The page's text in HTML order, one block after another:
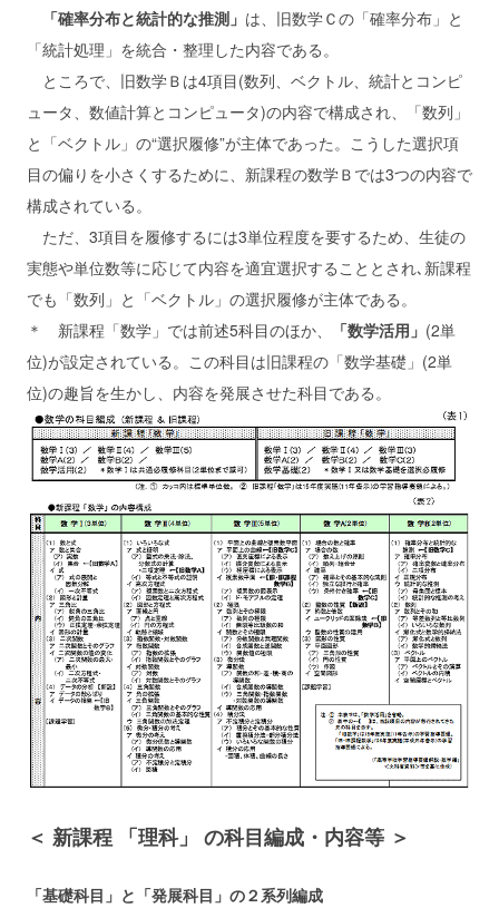
「確率分布と統計的な推測」 は、旧数学Ｃの「確率分布」と
「統計処理」を統合・整理した内容である。
ところで、旧数学Ｂは4項目(数列、ベクトル、統計とコンピ
ュータ、数値計算とコンピュータ)の内容で構成され、「数列」
と「ベクトル」の“選択履修”が主体であった。こうした選択項
目の偏りを小さくするために、新課程の数学Ｂでは3つの内容で
構成されている。
ただ、3項目を履修するには3単位程度を要するため、生徒の
実態や単位数等に応じて内容を適宜選択することとされ､新課程
でも「数列」と「ベクトル」の選択履修が主体である。
＊ 新課程「数学」では前述5科目のほか、
「数学活用」 (2単
位)が設定されている。この科目は旧課程の「数学基礎」(2単
位)の趣旨を生かし、内容を発展させた科目である。
＜ 新課程 「理科」 の科目編成・内容等 ＞
「基礎科目」と「発展科目」の２系列編成